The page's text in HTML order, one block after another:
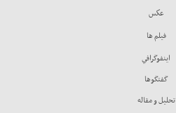
عكس
فيلم ها
اينفوگرافي
گفتگوها
تحليل و مقاله